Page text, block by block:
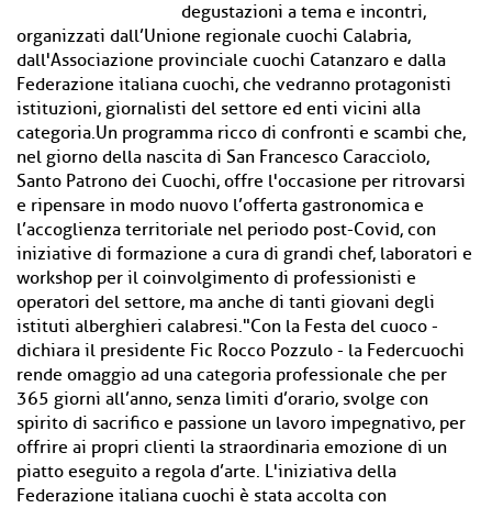
degustazioni a tema e incontri,
organizzati dall’Unione regionale cuochi Calabria,
dall'Associazione provinciale cuochi Catanzaro e dalla
Federazione italiana cuochi, che vedranno protagonisti
istituzioni, giornalisti del settore ed enti vicini alla
categoria.Un programma ricco di confronti e scambi che,
nel giorno della nascita di San Francesco Caracciolo,
Santo Patrono dei Cuochi, offre l'occasione per ritrovarsi
e ripensare in modo nuovo l’offerta gastronomica e
l’accoglienza territoriale nel periodo post-Covid, con
iniziative di formazione a cura di grandi chef, laboratori e
workshop per il coinvolgimento di professionisti e
operatori del settore, ma anche di tanti giovani degli
istituti alberghieri calabresi."Con la Festa del cuoco -
dichiara il presidente Fic Rocco Pozzulo - la Federcuochi
rende omaggio ad una categoria professionale che per
365 giorni all’anno, senza limiti d’orario, svolge con
spirito di sacrifico e passione un lavoro impegnativo, per
offrire ai propri clienti la straordinaria emozione di un
piatto eseguito a regola d’arte. L'iniziativa della
Federazione italiana cuochi è stata accolta con